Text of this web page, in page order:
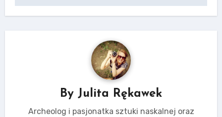
By Julita Rękawek
Archeolog i pasjonatka sztuki naskalnej oraz